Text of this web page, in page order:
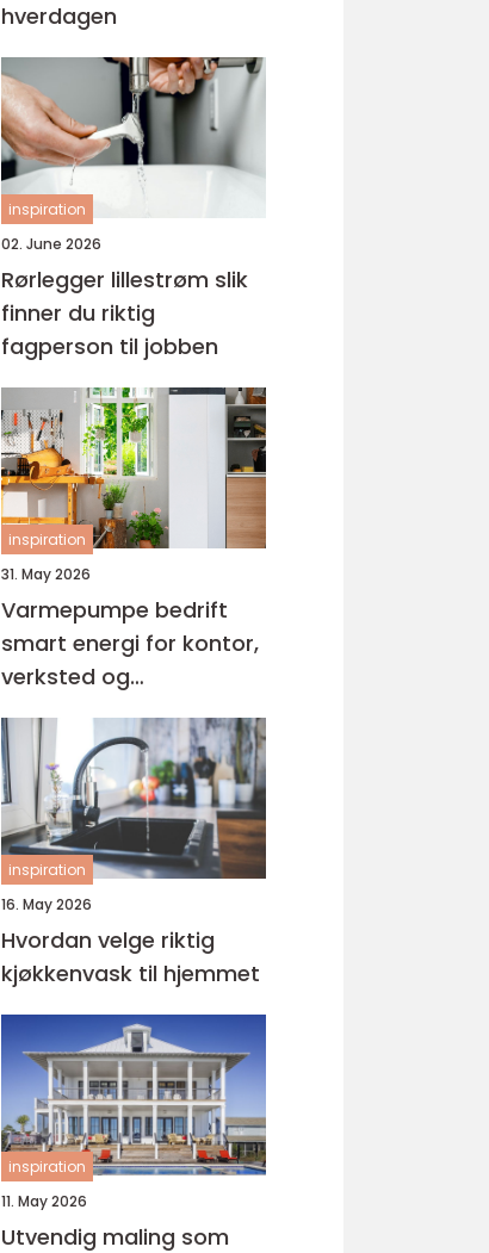
hverdagen
inspiration
02. June 2026
Rørlegger lillestrøm slik
finner du riktig
fagperson til jobben
inspiration
31. May 2026
Varmepumpe bedrift
smart energi for kontor,
verksted og
næringsbygg
inspiration
16. May 2026
Hvordan velge riktig
kjøkkenvask til hjemmet
inspiration
11. May 2026
Utvendig maling som